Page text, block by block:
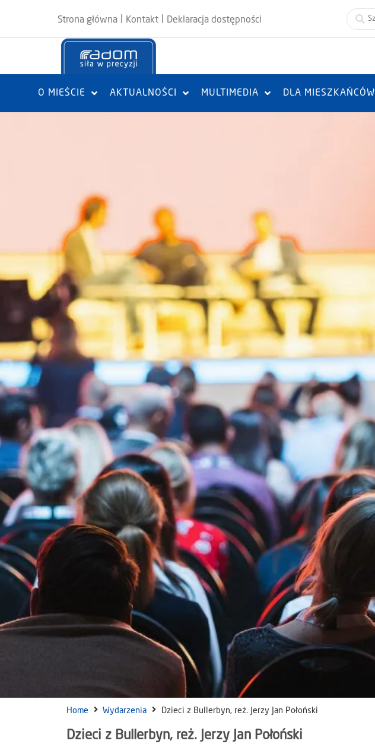
Strona główna Kontakt Deklaracja dostępności
O MIEŚCIE AKTUALNOŚCI MULTIMEDIA DLA MIESZKAŃCÓW
Home Wydarzenia Dzieci z Bullerbyn, reż. Jerzy Jan Połoński
Dzieci z Bullerbyn, reż. Jerzy Jan Połoński